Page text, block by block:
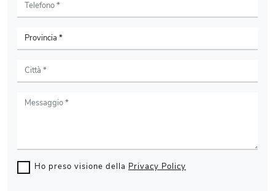
Ho preso visione della Privacy Policy